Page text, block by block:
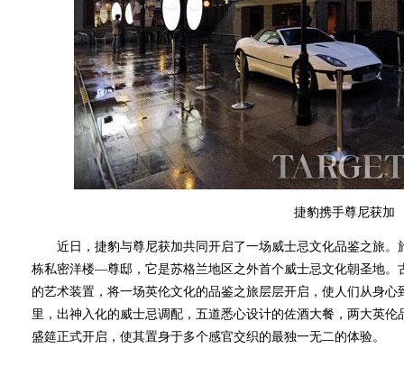
捷豹携手尊尼获加
近日，捷豹与尊尼获加共同开启了一场威士忌文化品鉴之旅。
栋私密洋楼—尊邸，它是苏格兰地区之外首个威士忌文化朝圣地。
的艺术装置，将一场英伦文化的品鉴之旅层层开启，使人们从身
里，出神入化的威士忌调配，五道悉心设计的佐酒大餐，两大英
盛筵正式开启，使其置身于多个感官交织的最独一无二的体验。